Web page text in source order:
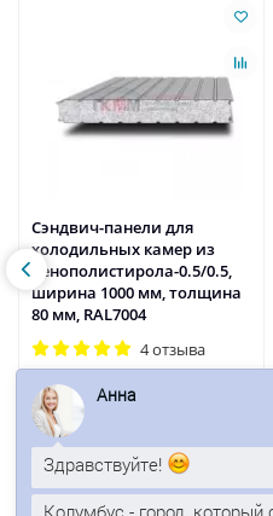
Сэндвич-панели для
холодильных камер из
пенополистирола-0.5/0.5,
ширина 1000 мм, толщина
80 мм, RAL7004
4 отзыва
1756р. /м2
В корзину
Здравствуйте!